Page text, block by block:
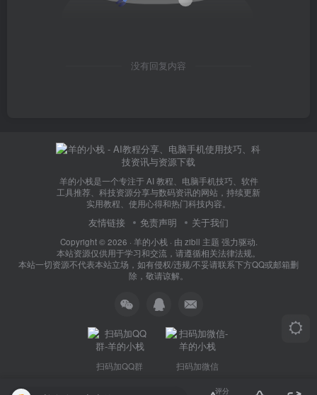
没有回复内容
羊的小栈是一个专注于 AI 教程、电脑手机技巧、软件
工具推荐、科技资源分享与数码资讯的网站，持续更新
实用教程、使用心得和热门科技内容。
友情链接 免责声明 关于我们
Copyright © 2026 · 羊的小栈 · 由 zibll 主题 强力驱动.
本站资源仅供用于学习和交流，请遵循相关法律法规。
本站一切资源不代表本站立场，如有侵权/违规/不妥请联系下方QQ或邮箱删
除，敬请谅解。
扫码加QQ群 扫码加微信
评分